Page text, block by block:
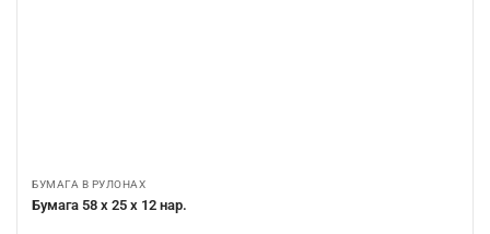
БУМАГА В РУЛОНАХ
Бумага 58 х 25 х 12 нар.